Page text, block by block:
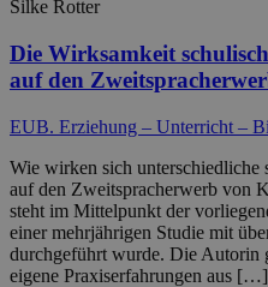
Silke Rotter
Die Wirksamkeit
auf den
EUB. Erziehung – Unterricht –
Wie wirken sich unterschiedliche
auf den Zweitspracherwerb von
steht im Mittelpunkt der
einer mehrjährigen Studie mit
durchgeführt wurde. Die Autorin
eigene Praxiserfahrungen aus […]